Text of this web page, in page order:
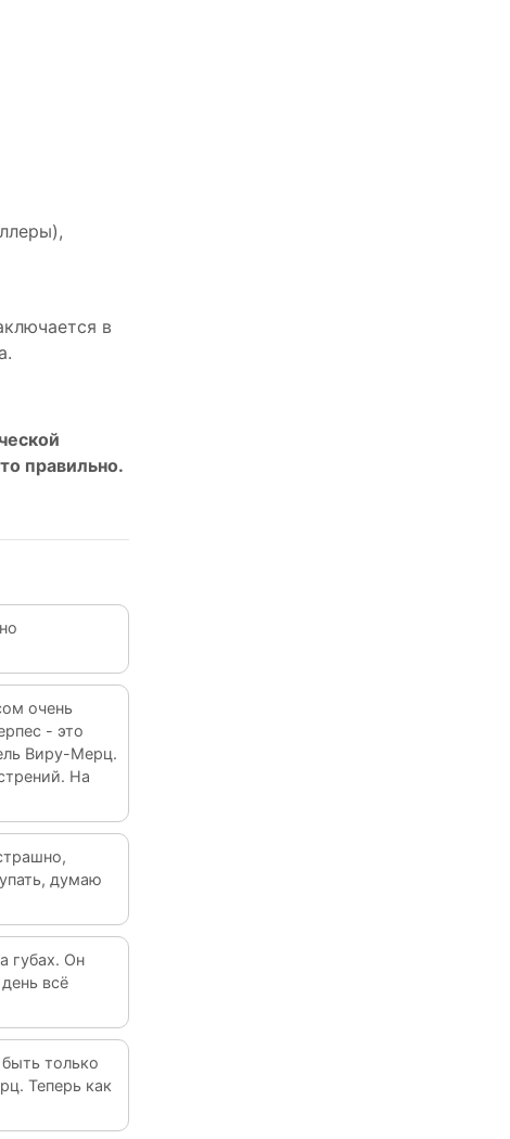
в
правильно.
очень
- это
Виру-Мерц.
На
думаю
губах. Он
всё
только
Теперь как